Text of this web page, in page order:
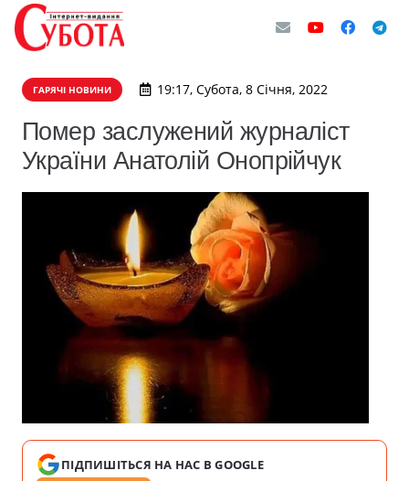
ГАРЯЧІ НОВИНИ 19:17, Субота, 8 Січня, 2022
Помер заслужений журналіст
України Анатолій Онопрійчук
ПІДПИШІТЬСЯ НА НАС В GOOGLE